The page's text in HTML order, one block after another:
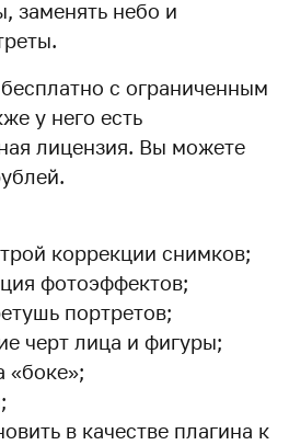
заменять небо и
с ограниченным
у него есть
лицензия. Вы можете
коррекции снимков;
фотоэффектов;
портретов;
черт лица и фигуры;
«боке»;
в качестве плагина к